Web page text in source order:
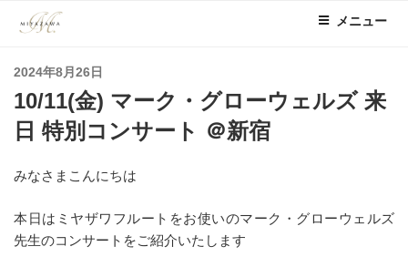
メニュー
投
稿
日:
2024年8月26日
10/11(金) マーク・グローウェルズ 来
日 特別コンサート ＠新宿
みなさまこんにちは
本日はミヤザワフルートをお使いのマーク・グローウェルズ
先生のコンサートをご紹介いたします